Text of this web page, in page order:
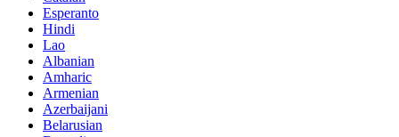
Esperanto
Hindi
Lao
Albanian
Amharic
Armenian
Azerbaijani
Belarusian